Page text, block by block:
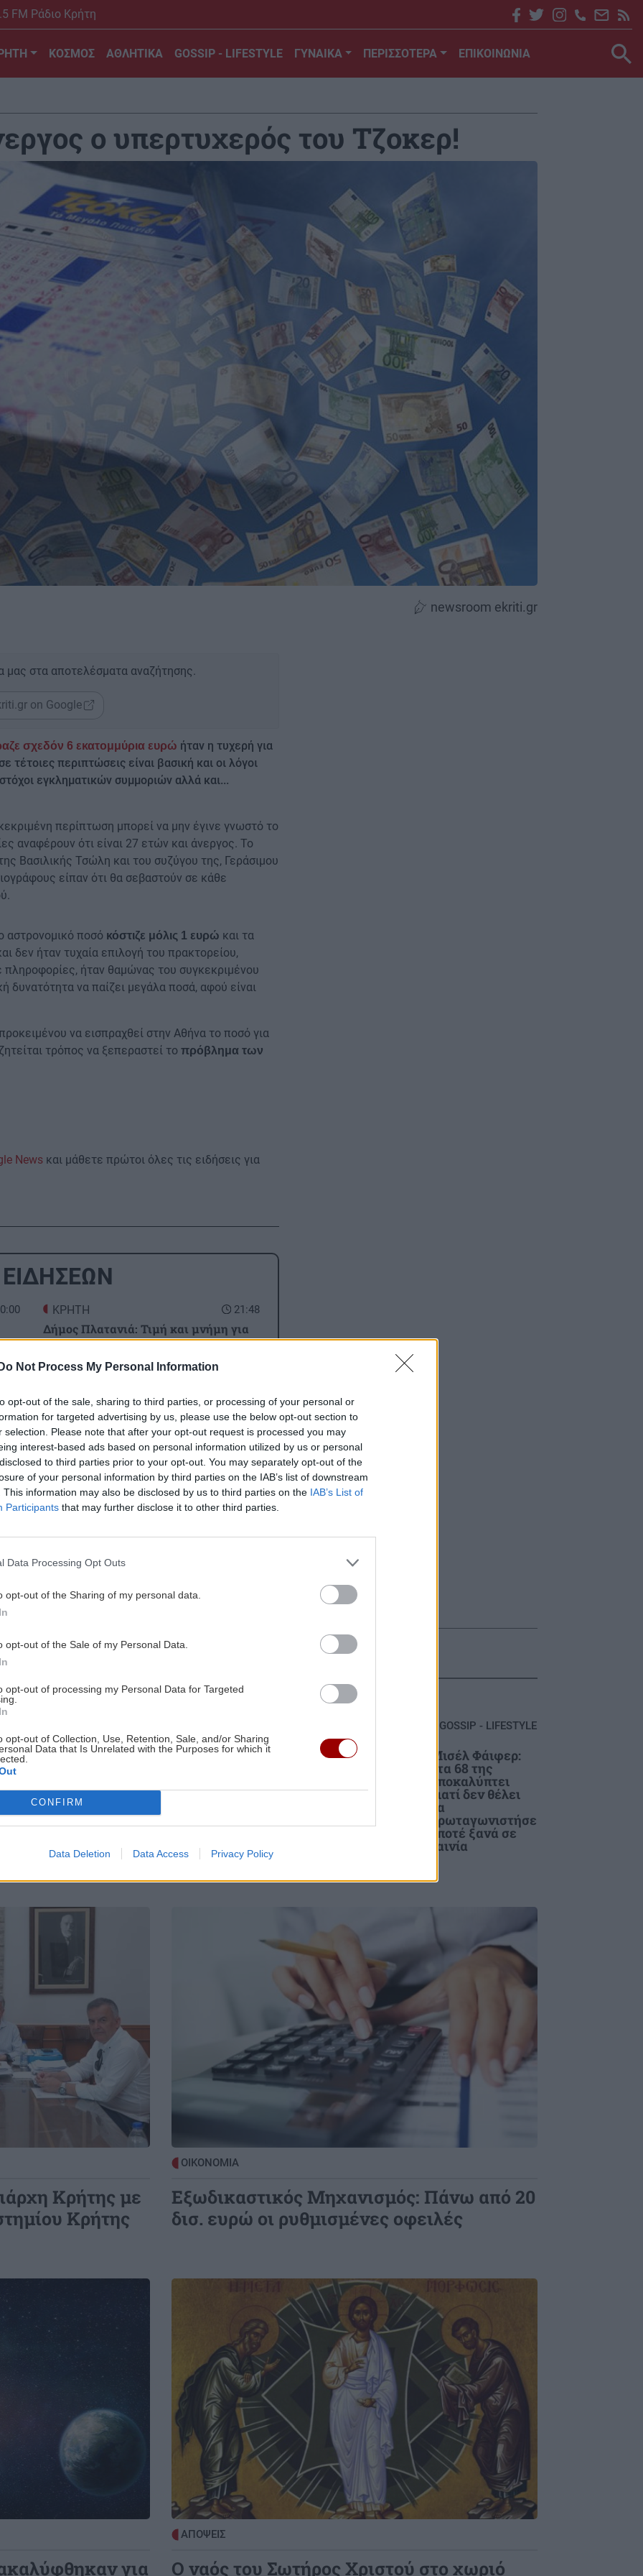
Do Not Process My Personal Information
opt-out of the sale, sharing to third parties, or processing of your personal or
for targeted advertising by us, please use the below opt-out section to
selection. Please note that after your opt-out request is processed you may
interest-based ads based on personal information utilized by us or personal
to third parties prior to your opt-out. You may separately opt-out of the
of your personal information by third parties on the IAB’s list of downstream
This information may also be disclosed by us to third parties on the IAB’s List of
Participants that may further disclose it to other third parties.
Data Processing Opt Outs
opt-out of the Sharing of my personal data.
opt-out of the Sale of my Personal Data.
opt-out of processing my Personal Data for Targeted
opt-out of Collection, Use, Retention, Sale, and/or Sharing
Data that Is Unrelated with the Purposes for which it
CONFIRM
Data Deletion Data Access Privacy Policy
FM Ράδιο Κρήτη
ΚΟΣΜΟΣ ΑΘΛΗΤΙΚΑ GOSSIP - LIFESTYLE ΓΥΝΑΙΚΑ ΠΕΡΙΣΣΟΤΕΡΑ ΕΠΙΚΟΙΝΩΝΙΑ
ο υπερτυχερός του Τζοκερ!
newsroom ekriti.gr
μας στα αποτελέσματα αναζήτησης.
on Google
σχεδόν 6 εκατομμύρια ευρώ ήταν η τυχερή για
περιπτώσεις είναι βασική και οι λόγοι
εγκληματικών συμμοριών αλλά και...
περίπτωση μπορεί να μην έγινε γνωστό το
αναφέρουν ότι είναι 27 ετών και άνεργος. Το
Βασιλικής Τσώλη και του συζύγου της, Γεράσιμου
είπαν ότι θα σεβαστούν σε κάθε
αστρονομικό ποσό κόστιζε μόλις 1 ευρώ και τα
δεν ήταν τυχαία επιλογή του πρακτορείου,
ήταν θαμώνας του συγκεκριμένου
δυνατότητα να παίζει μεγάλα ποσά, αφού είναι
να εισπραχθεί στην Αθήνα το ποσό για
τρόπος να ξεπεραστεί το πρόβλημα των
News και μάθετε πρώτοι όλες τις ειδήσεις για
22:10
21:48
ΚΡΗΤΗ
Δήμος Πλατανιά: Τιμή και μνήμη για
τα Ολοκαυτώματα σε Αλικιανό και
Σκινέ
21:36
ΟΙΚΟΝΟΜΙΑ
Εφορία: Πότε ελέγχει τις καταθέσεις
μας στην τράπεζα
21:24
ΚΡΗΤΗ
Μυλοπόταμος: Γεύσεις
στην 4η Γιορτή Τοποδιατροφής στο
Πέραμα!
Αργεντινής και της Βραζιλίας
21:00
GOSSIP - LIFESTYLE
20:53
ΕΠΙΣΤΗΜΗ
βιοδιασπώμενα δολώματα ψαρέματος
από ζελατίνη: Πιάνουν ψάρια και
διαλύονται σε δύο εβδομάδες
Μαλεβίζι: Θλίψη για τον ξαφνικό
– Το ψήφισμα του Δήμου
ΚΡΗΤΗ
Εργαζόμενοι Βενιζέλειου: Ο κόμβος
είναι αναγκαίος – Ώρα να
χρηματοδοτηθούν και τα ώριμα έργα
20:26
ΚΡΗΤΗ
Λαχτάρησαν οι περαστικοί στην
Αρχιεπισκόπου Μακαρίου – Φωτιά σε
δίκυκλο κινητοποίησε την
Πυροσβεστική
Ηλεκτρική διασύνδεση Ελλάδας -
Κύπρου: Πλειοψηφικός μέτοχος η
γαλλική Meridiam στον GSI
Conference
και η πρόκριση
θα κριθεί στη
Σόφια για τον
Επέστρεψε
ΟΦΗ - Η προσοχή
GOSSIP - LIFESTYLE
Μισέλ Φάιφερ:
Στα 68 της
αποκαλύπτει
γιατί δεν θέλει
να
πρωταγωνιστήσε
ι ποτέ ξανά σε
ταινία
Κρήτης με
Κρήτης
ΟΙΚΟΝΟΜΙΑ
Εξωδικαστικός Μηχανισμός: Πάνω από 20
δισ. ευρώ οι ρυθμισμένες οφειλές
για
ΑΠΟΨΕΙΣ
Ο ναός του Σωτήρος Χριστού στο χωριό